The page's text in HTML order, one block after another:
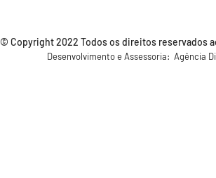
© Copyright 2022 Todos os direitos reservados
Desenvolvimento e Assessoria: Agência